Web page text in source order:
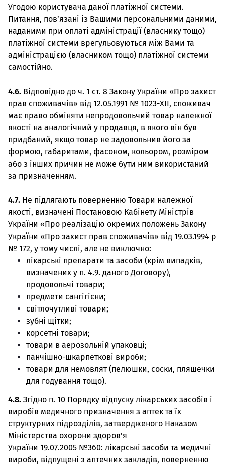
Угодою користувача даної платіжної системи.
Питання, пов’язані із Вашими персональними даними,
наданими при оплаті адміністрації (власнику тощо)
платіжної системи врегульовуються між Вами та
адміністрацією (власником тощо) платіжної системи
самостійно.
4.6. Відповідно до ч. 1 ст. 8 Закону України «Про захист
прав споживачів» від 12.05.1991 № 1023-XII, споживач
має право обміняти непродовольчий товар належної
якості на аналогічний у продавця, в якого він був
придбаний, якщо товар не задовольнив його за
формою, габаритами, фасоном, кольором, розміром
або з інших причин не може бути ним використаний
за призначенням.
4.7. Не підлягають поверненню Товари належної
якості, визначені Постановою Кабінету Міністрів
України «Про реалізацію окремих положень Закону
України «Про захист прав споживачів» від 19.03.1994 р
№ 172, у тому числі, але не виключно:
лікарські препарати та засоби (крім випадків,
визначених у п. 4.9. даного Договору),
продовольчі товари;
предмети сангігієни;
світлочутливі товари;
зубні щітки;
корсетні товари;
товари в аерозольній упаковці;
панчішно-шкарпеткові вироби;
товари для немовлят (пелюшки, соски, пляшечки
для годування тощо).
4.8. Згідно п. 10 Порядку відпуску лікарських засобів і
виробів медичного призначення з аптек та їх
структурних підрозділів, затвердженого Наказом
Міністерства охорони здоров’я
України 19.07.2005 №360: лікарські засоби та медичні
вироби, відпущені з аптечних закладів, поверненню